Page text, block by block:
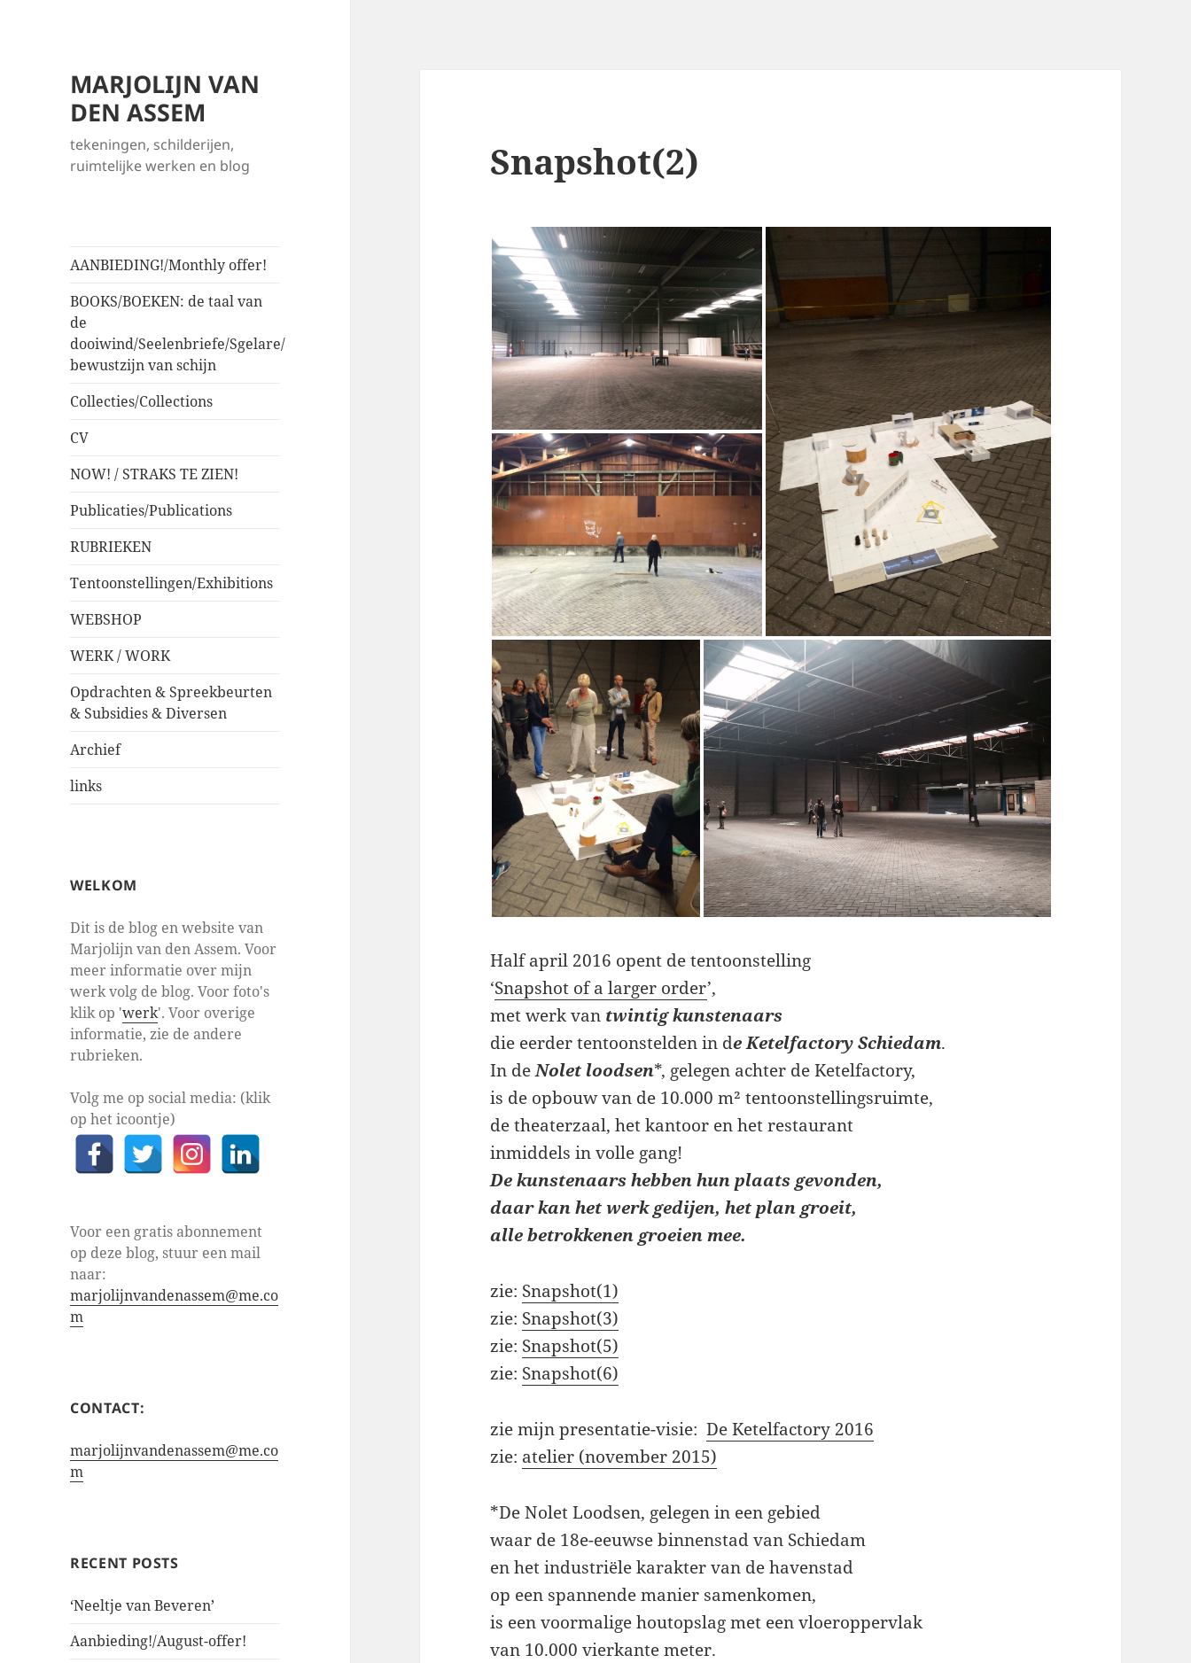
MARJOLIJN VAN
DEN ASSEM
tekeningen, schilderijen,
ruimtelijke werken en blog
AANBIEDING!/Monthly offer!
BOOKS/BOEKEN: de taal van
de
dooiwind/Seelenbriefe/Sgelare/
bewustzijn van schijn
Collecties/Collections
CV
NOW! / STRAKS TE ZIEN!
Publicaties/Publications
RUBRIEKEN
Tentoonstellingen/Exhibitions
WEBSHOP
WERK / WORK
Opdrachten & Spreekbeurten
& Subsidies & Diversen
Archief
links
WELKOM
Dit is de blog en website van
Marjolijn van den Assem. Voor
meer informatie over mijn
werk volg de blog. Voor foto's
klik op 'werk'. Voor overige
informatie, zie de andere
rubrieken.
Volg me op social media: (klik
op het icoontje)
Voor een gratis abonnement
op deze blog, stuur een mail
naar:
marjolijnvandenassem@me.co
m
CONTACT:
marjolijnvandenassem@me.co
m
RECENT POSTS
‘Neeltje van Beveren’
Aanbieding!/August-offer!
Snapshot(2)
Half april 2016 opent de tentoonstelling
‘Snapshot of a larger order’,
met werk van twintig kunstenaars
die eerder tentoonstelden in de Ketelfactory Schiedam.
In deNolet loodsen*, gelegen achter de Ketelfactory,
is de opbouw van de 10.000 m² tentoonstellingsruimte,
de theaterzaal, het kantoor en het restaurant
inmiddels in volle gang!
De kunstenaars hebben hun plaats gevonden,
daar kan het werk gedijen, het plan groeit,
alle betrokkenen groeien mee.
zie: Snapshot(1)
zie: Snapshot(3)
zie: Snapshot(5)
zie: Snapshot(6)
zie mijn presentatie-visie:De Ketelfactory 2016
zie: atelier (november 2015)
*De Nolet Loodsen, gelegen in een gebied
waar de 18e-eeuwse binnenstad van Schiedam
en het industriële karakter van de havenstad
op een spannende manier samenkomen,
is een voormalige houtopslag met een vloeroppervlak
van 10.000 vierkante meter.